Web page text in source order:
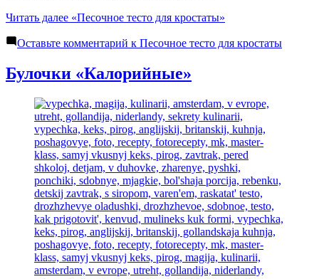
Читать далее «Песочное тесто для кростаты»
Оставьте комментарий к Песочное тесто для кростаты
Булочки «Калорийные»